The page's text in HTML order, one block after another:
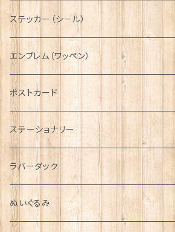
ニット帽
ボタンラップマフラー【Aran Traditions】
ファッションマスク
その他テーブルウェア
動物＆植物
国旗＆紋章
音楽＆楽器
運動＆人物
シンボル
NAVY
AIRFORCE
ARMY
ピューター
ステッカー（シール）
エンブレム（ワッペン）
ポストカード
ステーショナリー
ラバーダック
ぬいぐるみ